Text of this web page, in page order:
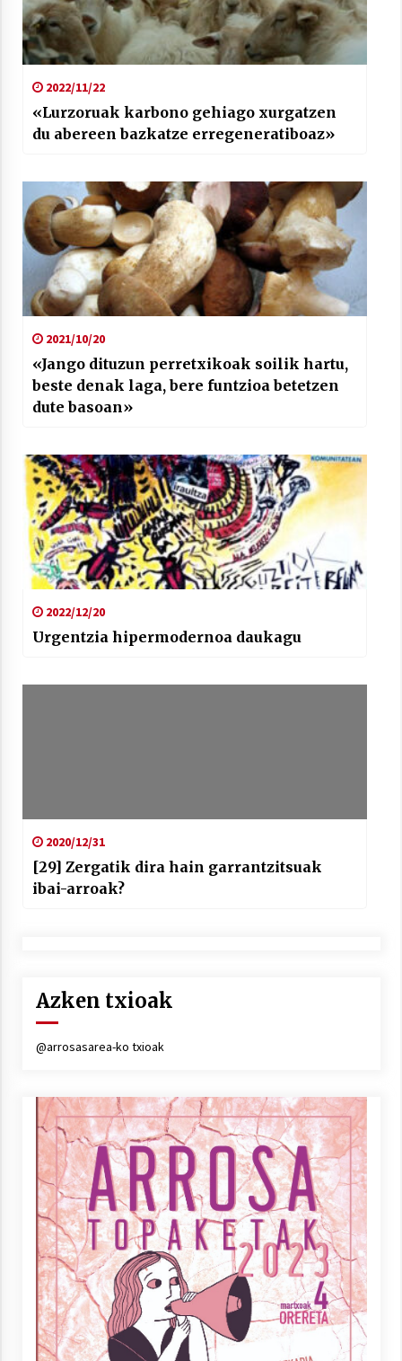
2022/11/22
«Lurzoruak karbono gehiago xurgatzen
du abereen bazkatze erregeneratiboaz»
2021/10/20
«Jango dituzun perretxikoak soilik hartu,
beste denak laga, bere funtzioa betetzen
dute basoan»
2022/12/20
Urgentzia hipermodernoa daukagu
2020/12/31
[29] Zergatik dira hain garrantzitsuak
ibai-arroak?
Azken txioak
@arrosasarea-ko txioak